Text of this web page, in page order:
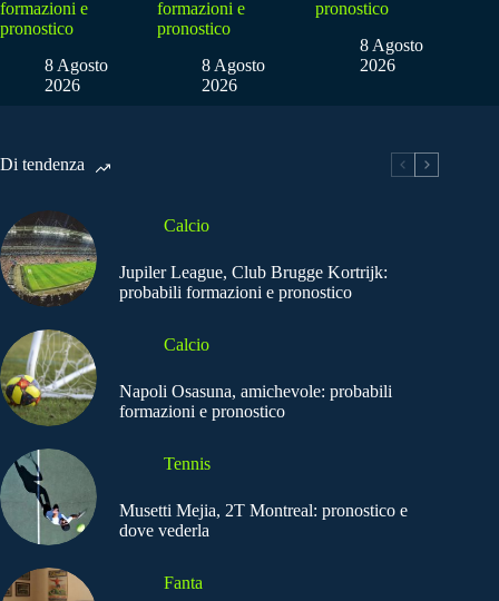
formazioni e
pronostico
8 Agosto
2026
formazioni e
pronostico
8 Agosto
2026
pronostico
8 Agosto
2026
Di tendenza
Calcio
Jupiler League, Club Brugge Kortrijk:
probabili formazioni e pronostico
Calcio
Napoli Osasuna, amichevole: probabili
formazioni e pronostico
Tennis
Musetti Mejia, 2T Montreal: pronostico e
dove vederla
Fanta